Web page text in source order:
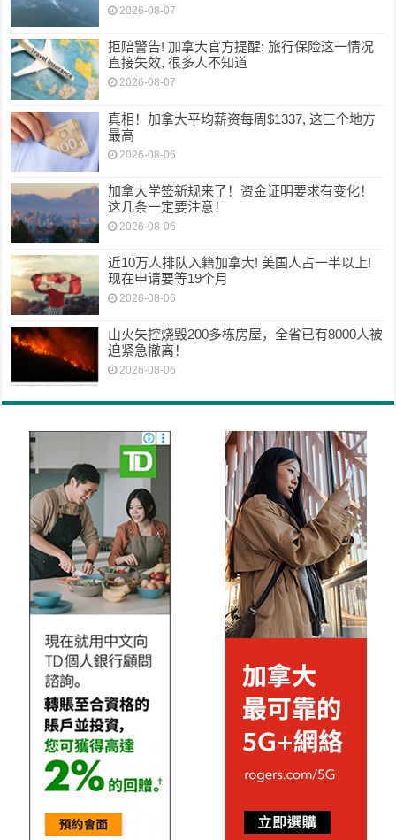
2026-08-07
拒赔警告! 加拿大官方提醒: 旅行保险这一情况
直接失效, 很多人不知道
2026-08-07
真相！加拿大平均薪资每周$1337, 这三个地方
最高
2026-08-06
加拿大学签新规来了！资金证明要求有变化！
这几条一定要注意！
2026-08-06
近10万人排队入籍加拿大! 美国人占一半以上!
现在申请要等19个月
2026-08-06
山火失控烧毁200多栋房屋，全省已有8000人被
迫紧急撤离！
2026-08-06